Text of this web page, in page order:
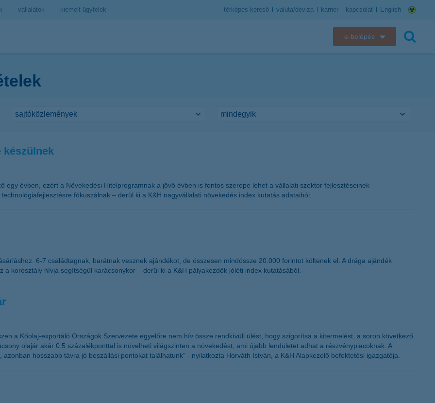
vállalatok kiemelt ügyfelek térképes kereső valuta/deviza karrier kapcsolat English
e-belépés
készülnek
egy évben, ezért a Növekedési Hitelprogramnak a jövő évben is fontos szerepe lehet a vállalati szektor fejlesztéseinek
fókuszálnak – derül ki a K&H nagyvállalati növekedés index kutatás adataiból.
6-7 családtagnak, barátnak vesznek ajándékot, de összesen mindössze 20.000 forintot költenek el. A drága ajándék
korosztály hívja segítségül karácsonykor – derül ki a K&H pályakezdők jóléti index kutatásából.
a Kőolaj-exportáló Országok Szervezete egyelőre nem hív össze rendkívüli ülést, hogy szigorítsa a kitermelést, a soron következő
olajár akár 0.5 százalékponttal is növelheti világszinten a növekedést, ami újabb lendületet adhat a részvénypiacoknak. A
hosszabb távra jó beszállási pontokat találhatunk” - nyilatkozta Horváth István, a K&H Alapkezelő befektetési igazgatója.